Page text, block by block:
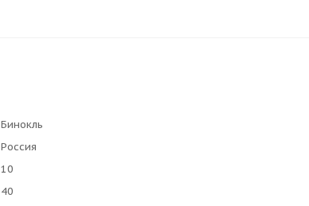
Бинокль
Россия
10
40